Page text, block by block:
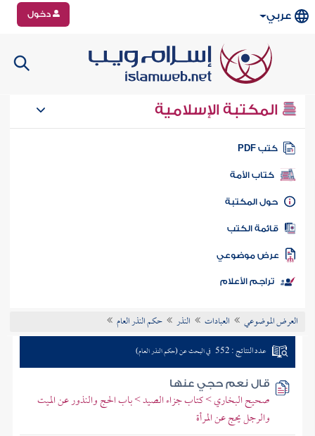
عربي دخول
المكتبة الإسلامية
كتب PDF
كتاب الأمة
المكتبة
الكتب
موضوعي
تراجم الأعلام
العرض الموضوعي العبادات النذر حكم النذر العام
عدد النتائج : 552 في البحث عن (حكم النذر العام)
قال نعم حجي عنها
صحيح البخاري > كتاب جزاء الصيد > باب الحج والنذور عن الميت
والرجل يحج عن المرأة